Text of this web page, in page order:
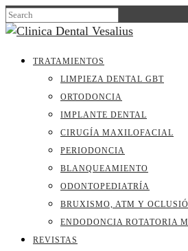
TRATAMIENTOS
LIMPIEZA DENTAL GBT
ORTODONCIA
IMPLANTE DENTAL
CIRUGÍA MAXILOFACIAL
PERIODONCIA
BLANQUEAMIENTO
ODONTOPEDIATRÍA
BRUXISMO, ATM Y
ENDODONCIA ROTATORIA
REVISTAS